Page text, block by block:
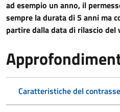
ad esempio un anno, il
sempre la durata di 5 anni ma
partire dalla data di rilascio del
Caratteristiche del